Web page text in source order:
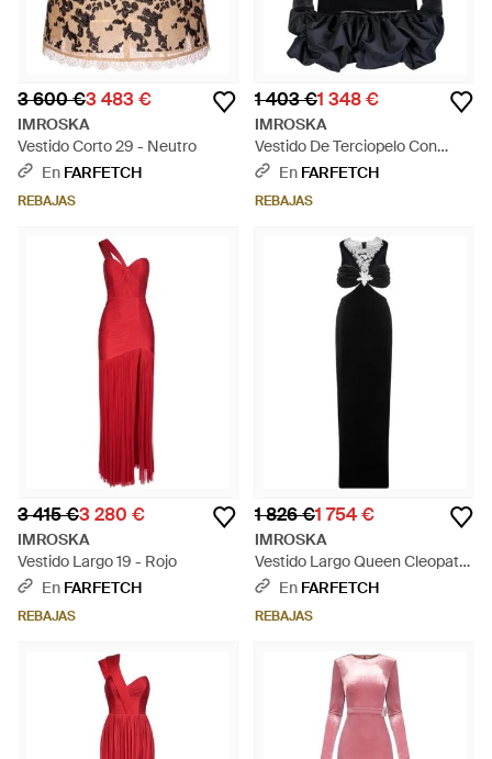
3 600 €3 483 €
IMROSKA
Vestido Corto 29 - Neutro
En FARFETCH
REBAJAS
1 403 €1 348 €
IMROSKA
Vestido De Terciopelo Con
Volantes - Negro
En FARFETCH
REBAJAS
3 415 €3 280 €
IMROSKA
Vestido Largo 19 - Rojo
En FARFETCH
REBAJAS
1 826 €1 754 €
IMROSKA
Vestido Largo Queen Cleopatra
Con Aberturas - Negro
En FARFETCH
REBAJAS